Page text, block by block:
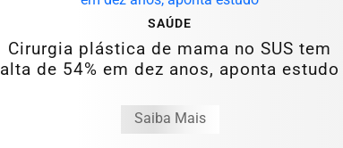
SAÚDE
Cirurgia plástica de mama no SUS tem
alta de 54% em dez anos, aponta estudo
Saiba Mais